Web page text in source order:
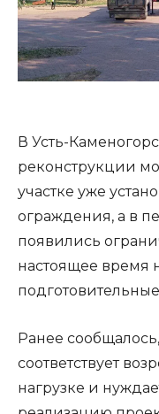
В Усть-
реконструкции
участке уже
ограждения, а в
появились
настоящее время
Ранее
соответствует
нагрузке и